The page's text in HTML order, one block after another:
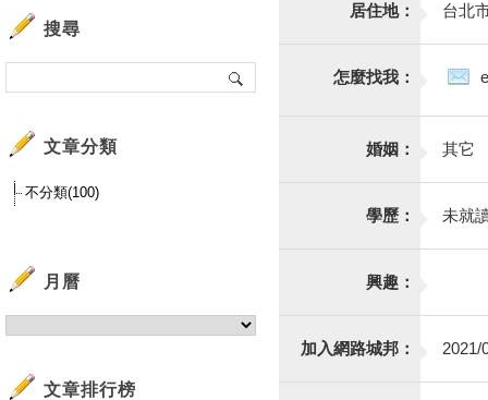
居住地： 台北
怎麼找我：
婚姻： 其它
學歷： 未就
興趣：
加入網路城邦： 2021/
搜尋
文章分類
不分類(100)
月曆
文章排行榜